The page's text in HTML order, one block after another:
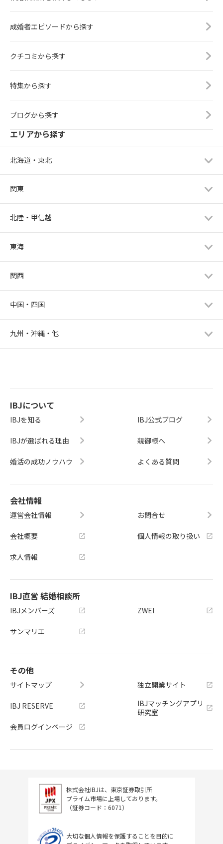
成婚者エピソードから探す
クチコミから探す
特集から探す
ブログから探す
エリアから探す
北海道・東北
関東
北陸・甲信越
東海
関西
中国・四国
九州・沖縄・他
IBJについて
IBJを知る
IBJが選ばれる理由
婚活の成功ノウハウ
IBJ公式ブログ
親御様へ
よくある質問
会社情報
運営会社情報
会社概要
求人情報
お問合せ
個人情報の取り扱い
IBJ直営 結婚相談所
IBJメンバーズ
サンマリエ
ZWEI
その他
サイトマップ
IBJ RESERVE
会員ログインページ
独立開業サイト
IBJマッチングアプリ
研究室
株式会社IBJは、東京証券取引所
プライム市場に上場しております。
（証券コード：6071）
大切な個人情報を保護することを目的に